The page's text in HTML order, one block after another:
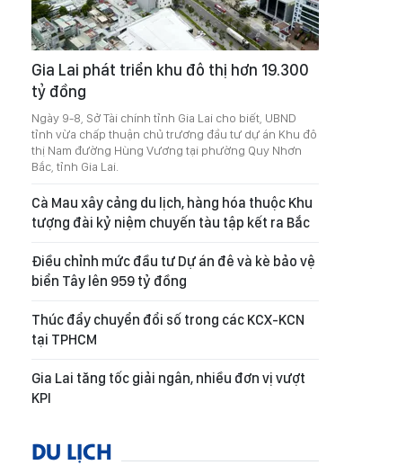
Gia Lai phát triển khu đô thị hơn 19.300
tỷ đồng
Ngày 9-8, Sở Tài chính tỉnh Gia Lai cho biết, UBND
tỉnh vừa chấp thuận chủ trương đầu tư dự án Khu đô
thị Nam đường Hùng Vương tại phường Quy Nhơn
Bắc, tỉnh Gia Lai.
Cà Mau xây cảng du lịch, hàng hóa thuộc Khu
tượng đài kỷ niệm chuyến tàu tập kết ra Bắc
Điều chỉnh mức đầu tư Dự án đê và kè bảo vệ
biển Tây lên 959 tỷ đồng
Thúc đẩy chuyển đổi số trong các KCX-KCN
tại TPHCM
Gia Lai tăng tốc giải ngân, nhiều đơn vị vượt
KPI
DU LỊCH